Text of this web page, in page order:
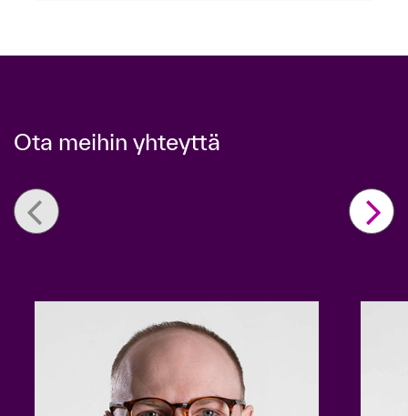
Ota meihin yhteyttä